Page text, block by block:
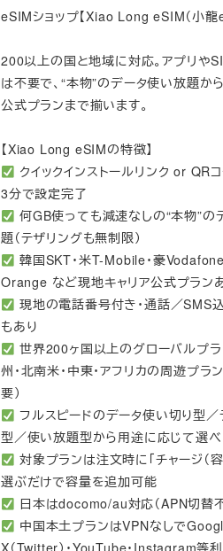
eSIMショップ【Xiao Long eSIM（小龍
200以上の国と地域に対応。アプリや
は不要で、“本物”のデータ使い放題か
公式プランまで揃います。
【Xiao Long eSIMの特徴】
クイックインストールリンク or QR
3分で設定完了
何GB使っても減速なしの“本物”の
題（テザリングも無制限）
韓国SKT・米T-Mobile・豪Vodafone
Orange など現地キャリア公式プラン
現地の電話番号付き・通話／SMS
もあり
世界200ヶ国以上のグローバルプラ
州・北南米・中東・アフリカの周遊プラ
要）
フルスピードのデータ使い切り型／
型／使い放題型から用途に応じて選べ
対象プランは注文時に「チャージ（容
選ぶだけで容量を追加可能
日本はdocomo/au対応（APN切替
中国本土プランはVPNなしで